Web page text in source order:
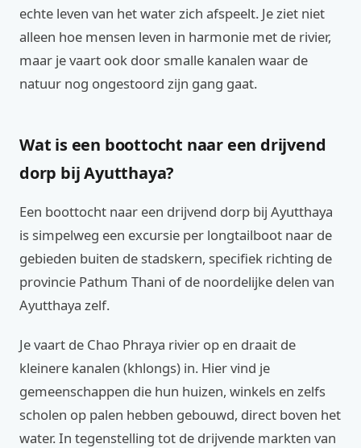
echte leven van het water zich afspeelt. Je ziet niet
alleen hoe mensen leven in harmonie met de rivier,
maar je vaart ook door smalle kanalen waar de
natuur nog ongestoord zijn gang gaat.
Wat is een boottocht naar een drijvend
dorp bij Ayutthaya?
Een boottocht naar een drijvend dorp bij Ayutthaya
is simpelweg een excursie per longtailboot naar de
gebieden buiten de stadskern, specifiek richting de
provincie Pathum Thani of de noordelijke delen van
Ayutthaya zelf.
Je vaart de Chao Phraya rivier op en draait de
kleinere kanalen (khlongs) in. Hier vind je
gemeenschappen die hun huizen, winkels en zelfs
scholen op palen hebben gebouwd, direct boven het
water. In tegenstelling tot de drijvende markten van